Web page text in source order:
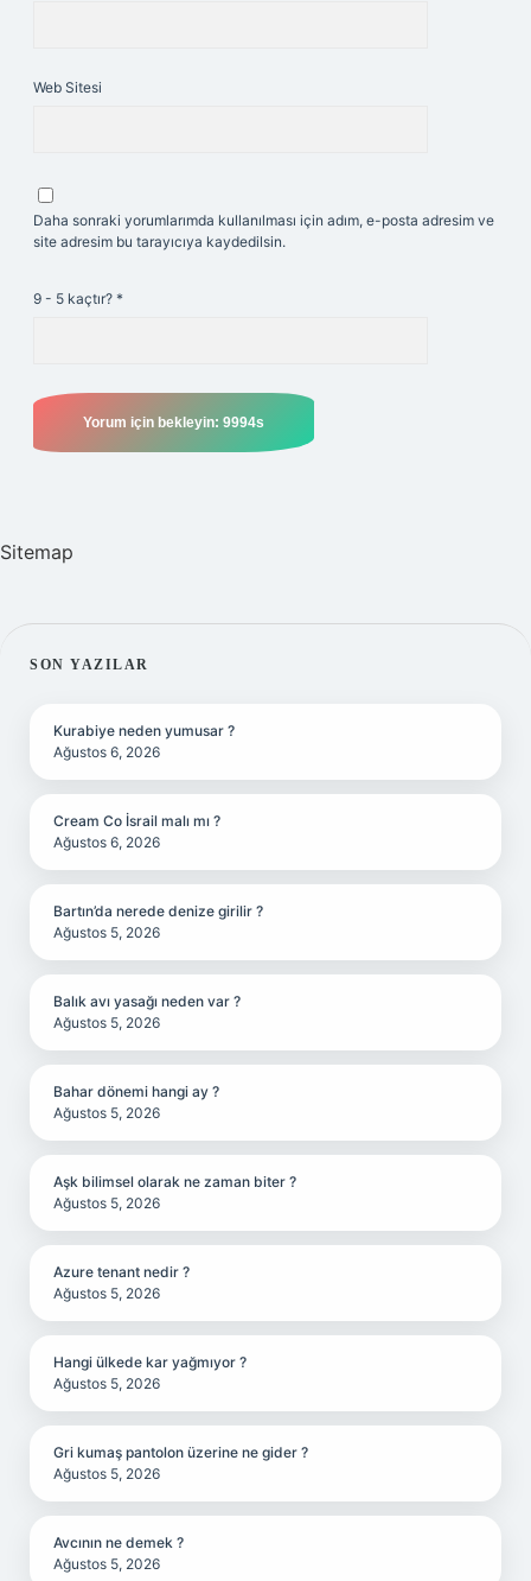
Web Sitesi
Daha sonraki yorumlarımda kullanılması için adım, e-posta adresim ve
site adresim bu tarayıcıya kaydedilsin.
9 - 5 kaçtır? *
Sitemap
SIDEBAR
SON YAZILAR
Kurabiye neden yumusar ?
Ağustos 6, 2026
Cream Co İsrail malı mı ?
Ağustos 6, 2026
Bartın’da nerede denize girilir ?
Ağustos 5, 2026
Balık avı yasağı neden var ?
Ağustos 5, 2026
Bahar dönemi hangi ay ?
Ağustos 5, 2026
Aşk bilimsel olarak ne zaman biter ?
Ağustos 5, 2026
Azure tenant nedir ?
Ağustos 5, 2026
Hangi ülkede kar yağmıyor ?
Ağustos 5, 2026
Gri kumaş pantolon üzerine ne gider ?
Ağustos 5, 2026
Avcının ne demek ?
Ağustos 5, 2026